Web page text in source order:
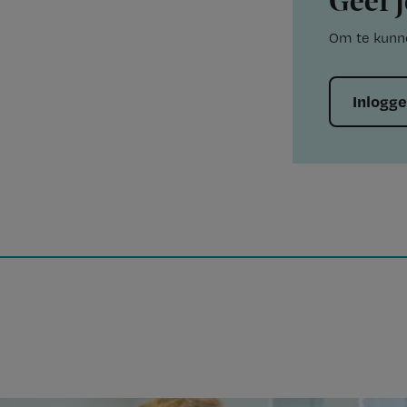
Om te